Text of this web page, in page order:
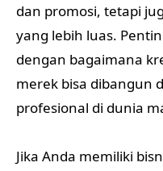
dan promosi, tetapi
yang lebih luas.
dengan bagaimana
merek bisa dibangun
profesional di dunia
Jika Anda memiliki